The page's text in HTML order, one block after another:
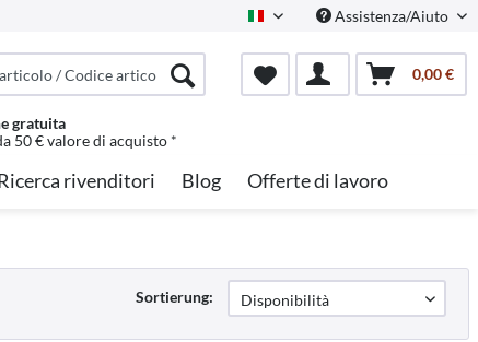
Italian Assistenza/Aiuto
0,00 €
gratuita
50 € valore di acquisto *
rivenditori Blog Offerte di lavoro
Sortierung: